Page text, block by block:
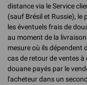
distance via le Service
(sauf Brésil et Russie), le
les éventuels frais de
au moment de la
mesure où ils dépendent
cas de retour de ventes à
douane payés par le
l'acheteur dans un